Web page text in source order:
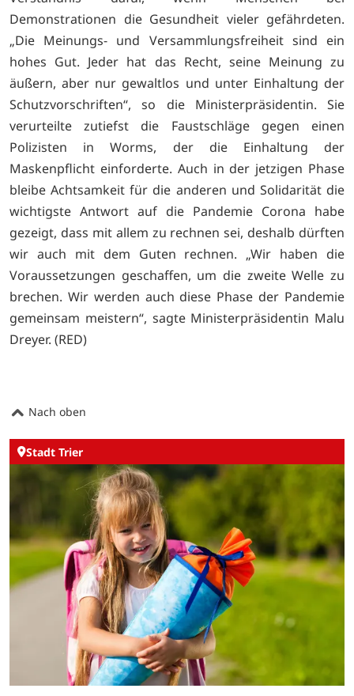
Demonstrationen die Gesundheit vieler gefährdeten.
„Die Meinungs- und Versammlungsfreiheit sind ein
hohes Gut. Jeder hat das Recht, seine Meinung zu
äußern, aber nur gewaltlos und unter Einhaltung der
Schutzvorschriften“, so die Ministerpräsidentin. Sie
verurteilte zutiefst die Faustschläge gegen einen
Polizisten in Worms, der die Einhaltung der
Maskenpflicht einforderte. Auch in der jetzigen Phase
bleibe Achtsamkeit für die anderen und Solidarität die
wichtigste Antwort auf die Pandemie Corona habe
gezeigt, dass mit allem zu rechnen sei, deshalb dürften
wir auch mit dem Guten rechnen. „Wir haben die
Voraussetzungen geschaffen, um die zweite Welle zu
brechen. Wir werden auch diese Phase der Pandemie
gemeinsam meistern“, sagte Ministerpräsidentin Malu
Dreyer. (RED)
Nach oben
Stadt Trier